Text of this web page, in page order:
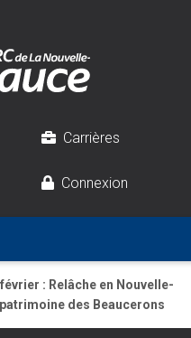
Carrières
Connexion
: Relâche en Nouvelle-
des Beaucerons